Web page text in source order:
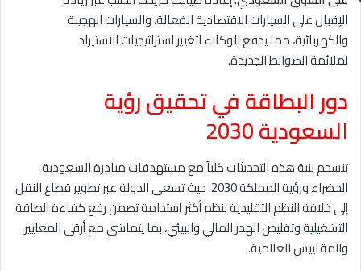
الإقبال على السيارات الاقتصادية الفعالة، والسيارات الهجينة
والكهربائية، مما يدفع الوكلاء لتغيير استراتيجيات الاستيراد
لملائمة الضوابط الجديدة.
دور البطاقة في تحقيق رؤية
السعودية 2030
تنسجم بنية هذه التحديثات كلياً مع مستهدفات مبادرة السعودية
الخضراء ورؤية المملكة 2030. حيث تسعى الدولة عبر تطوير قطاع النقل
إلى خلافة النظم التقليدية بنظم أكثر استدامة تضمن رفع كفاءة الطاقة
التشغيلية وتقليص الهدر المالي والبيئي، بما يتماشى مع أرقى المعايير
والمقاييس العالمية.